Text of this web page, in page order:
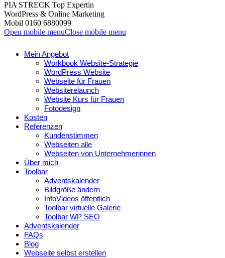
PIA STRECK Top Expertin
WordPress & Online Marketing
Mobil 0160 6880099
Open mobile menuClose mobile menu
Mein Angebot
Workbook Website-Strategie
WordPress Website
Webseite für Frauen
Websiterelaunch
Website Kurs für Frauen
Fotodesign
Kosten
Referenzen
Kundenstimmen
Webseiten alle
Webseiten von Unternehmerinnen
Über mich
Toolbar
Adventskalender
Bildgröße ändern
InfoVideos öffentlich
Toolbar virtuelle Galerie
Toolbar WP SEO
Adventskalender
FAQs
Blog
Webseite selbst erstellen